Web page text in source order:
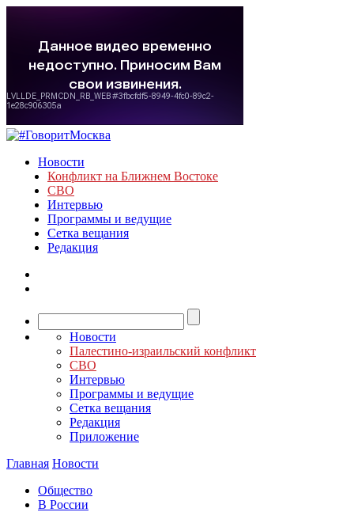
Новости
Конфликт на Ближнем Востоке
СВО
Интервью
Программы и ведущие
Сетка вещания
Редакция
Новости
Палестино-израильский конфликт
СВО
Интервью
Программы и ведущие
Сетка вещания
Редакция
Приложение
Главная Новости
Общество
В России